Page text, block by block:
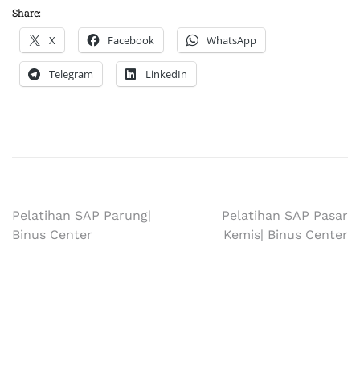
Share:
X Facebook WhatsApp
Telegram LinkedIn
Pelatihan SAP Parung|
Binus Center
Pelatihan SAP Pasar
Kemis| Binus Center